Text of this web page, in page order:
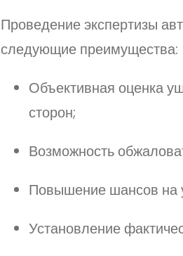
Проведение экспертизы
следующие преимущества:
Объективная оценка
сторон;
Возможность
Повышение шансов на
Установление